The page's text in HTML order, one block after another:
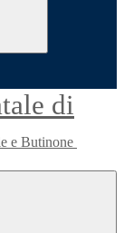
di
e Butinone